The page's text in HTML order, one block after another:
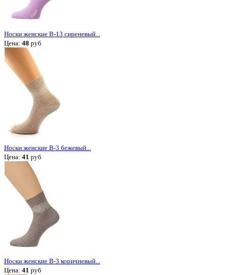
Носки женские В-13 сиреневый...
Цена: 48 руб
Носки женские В-3 бежевый...
Цена: 41 руб
Носки женские В-3 коричневый...
Цена: 41 руб